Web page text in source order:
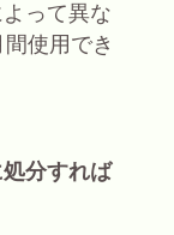
って異な
使用でき
分すれば